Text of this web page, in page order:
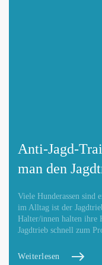
Anti-Jagd-
man den
Viele Hunderassen sind
im Alltag ist der
Halter/innen halten ihre
Jagdtrieb schnell zum
Weiterlesen